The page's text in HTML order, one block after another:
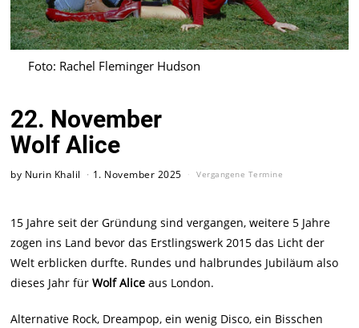
Foto: Rachel Fleminger Hudson
22. November
Wolf Alice
by Nurin Khalil 1. November 2025 Vergangene Termine
15 Jahre seit der Gründung sind vergangen, weitere 5 Jahre
zogen ins Land bevor das Erstlingswerk 2015 das Licht der
Welt erblicken durfte. Rundes und halbrundes Jubiläum also
dieses Jahr fürWolf Alice aus London.
Alternative Rock, Dreampop, ein wenig Disco, ein Bisschen